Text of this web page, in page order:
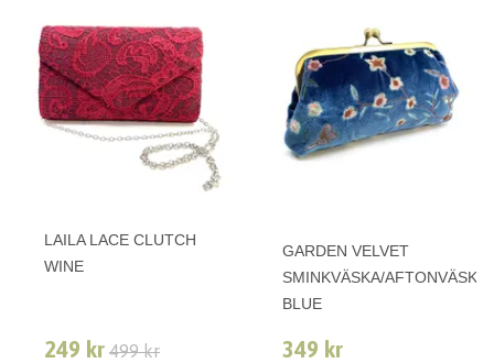
LAILA LACE CLUTCH
WINE
249 kr 499 kr
GARDEN VELVET
SMINKVÄSKA/AFTONVÄSKA
BLUE
349 kr